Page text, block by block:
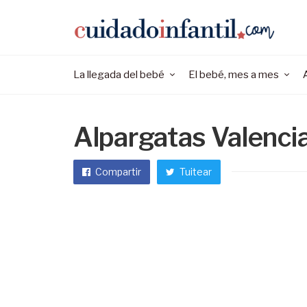
La llegada del bebé El bebé, mes a mes
Alpargatas
Compartir Tuitear